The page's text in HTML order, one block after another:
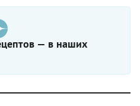
— в наших